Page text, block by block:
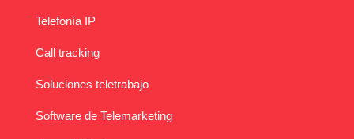
Telefonía IP
Call tracking
Soluciones teletrabajo
Software de Telemarketing